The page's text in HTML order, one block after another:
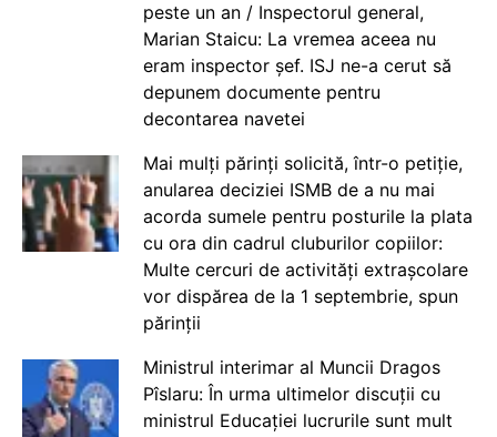
peste un an / Inspectorul general,
Marian Staicu: La vremea aceea nu
eram inspector șef. ISJ ne-a cerut să
depunem documente pentru
decontarea navetei
Mai mulți părinți solicită, într-o petiție,
anularea deciziei ISMB de a nu mai
acorda sumele pentru posturile la plata
cu ora din cadrul cluburilor copiilor:
Multe cercuri de activități extrașcolare
vor dispărea de la 1 septembrie, spun
părinții
Ministrul interimar al Muncii Dragos
Pîslaru: În urma ultimelor discuții cu
ministrul Educației lucrurile sunt mult